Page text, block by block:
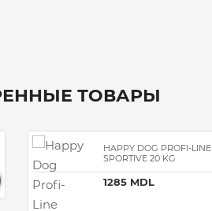
ТОВАРЫ
HAPPY DOG PROFI-LINE
SPORTIVE 20 KG
1285 MDL